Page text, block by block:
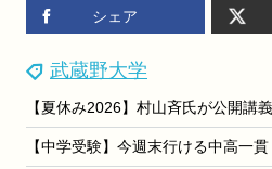
シェア
武蔵野大学